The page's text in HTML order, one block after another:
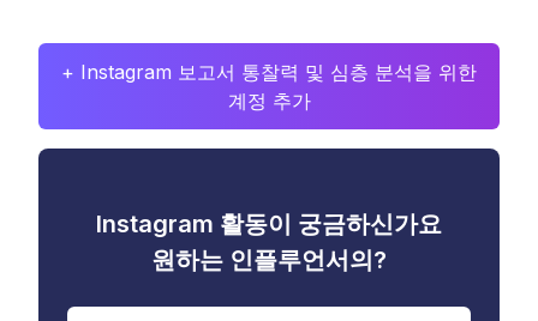
+ Instagram 보고서 통찰력 및 심층 분석을 위한
계정 추가
Instagram 활동이 궁금하신가요
원하는 인플루언서의?